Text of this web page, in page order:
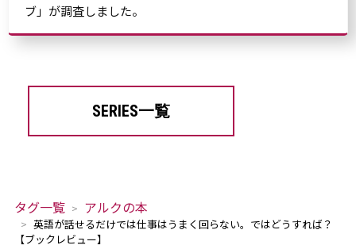
ブ」が調査しました。
SERIES一覧
タグ一覧 アルクの本
英語が話せるだけでは仕事はうまく回らない。ではどうすれば？
【ブックレビュー】